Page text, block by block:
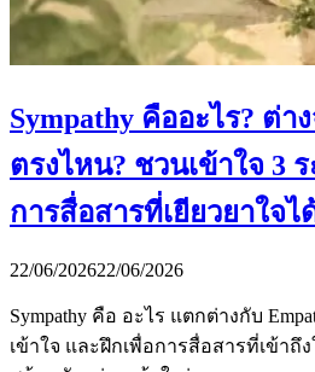
Sympathy คืออะไร? ต่า
ตรงไหน? ชวนเข้าใจ 3
การสื่อสารที่เยียวยาใจไ
22/06/202622/06/2026
Sympathy คือ อะไร แตกต่างกับ
เข้าใจ และฝึกเพื่อการสื่อสารที่เข้าถึ